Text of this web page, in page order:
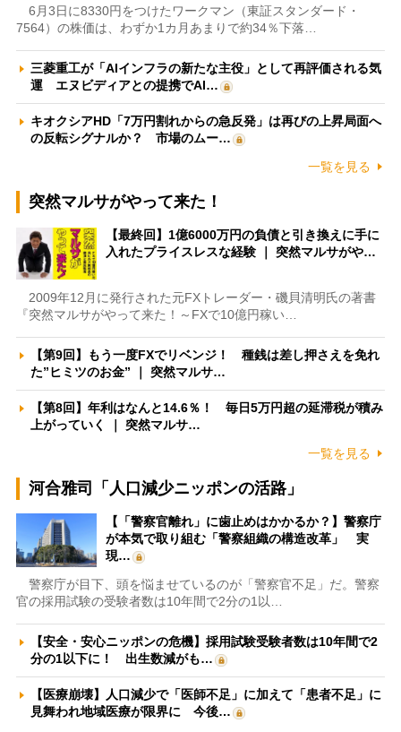
6月3日に8330円をつけたワークマン（東証スタンダード・
7564）の株価は、わずか1カ月あまりで約34％下落…
三菱重工が「AIインフラの新たな主役」として再評価される気
運 エヌビディアとの提携でAI…
キオクシアHD「7万円割れからの急反発」は再びの上昇局面へ
の反転シグナルか？ 市場のムー…
一覧を見る
突然マルサがやって来た！
【最終回】1億6000万円の負債と引き換えに手に
入れたプライスレスな経験 ｜ 突然マルサがや…
2009年12月に発行された元FXトレーダー・磯貝清明氏の著書
『突然マルサがやって来た！～FXで10億円稼い…
【第9回】もう一度FXでリベンジ！ 種銭は差し押さえを免れ
た”ヒミツのお金” ｜ 突然マルサ…
【第8回】年利はなんと14.6％！ 毎日5万円超の延滞税が積み
上がっていく ｜ 突然マルサ…
一覧を見る
河合雅司「人口減少ニッポンの活路」
【「警察官離れ」に歯止めはかかるか？】警察庁
が本気で取り組む「警察組織の構造改革」 実
現…
警察庁が目下、頭を悩ませているのが「警察官不足」だ。警察
官の採用試験の受験者数は10年間で2分の1以…
【安全・安心ニッポンの危機】採用試験受験者数は10年間で2
分の1以下に！ 出生数減がも…
【医療崩壊】人口減少で「医師不足」に加えて「患者不足」に
見舞われ地域医療が限界に 今後…